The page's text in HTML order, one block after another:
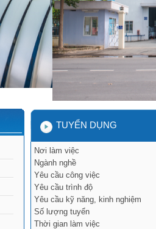
TUYỂN DỤNG
Nơi làm việc
Ngành nghề
Yêu cầu công việc
Yêu cầu trình độ
Yêu cầu kỹ năng, kinh nghiệm
Số lượng tuyển
Thời gian làm việc